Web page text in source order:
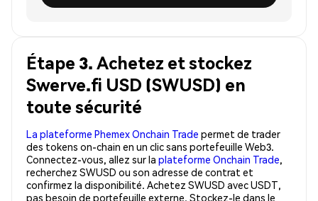
Étape 3. Achetez et stockez
Swerve.fi USD (SWUSD) en
toute sécurité
La plateforme Phemex Onchain Trade permet de trader
des tokens on-chain en un clic sans portefeuille Web3.
Connectez-vous, allez sur la plateforme Onchain Trade,
recherchez SWUSD ou son adresse de contrat et
confirmez la disponibilité. Achetez SWUSD avec USDT,
pas besoin de portefeuille externe. Stockez-le dans le